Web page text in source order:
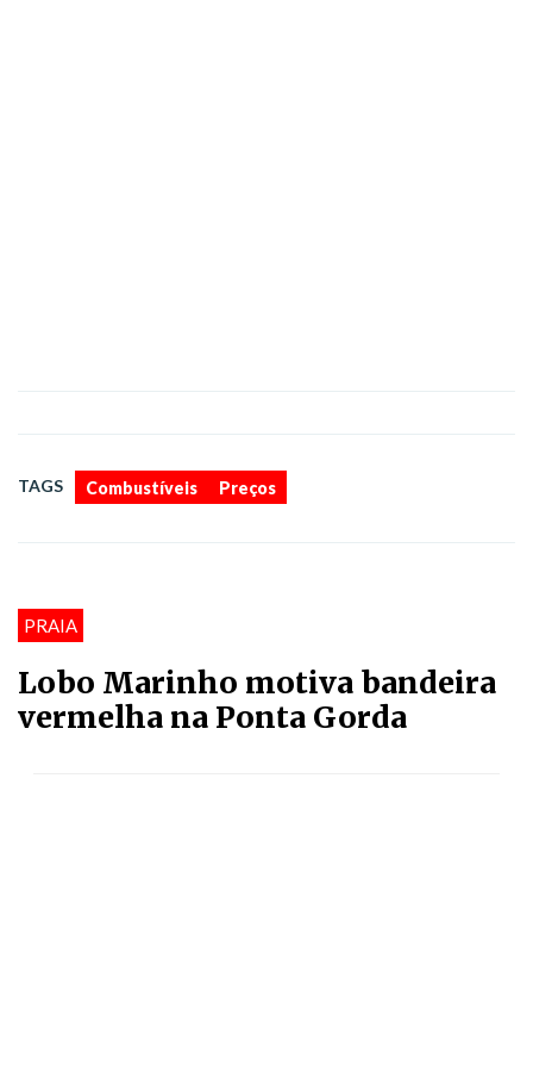
TAGS Combustíveis Preços
PRAIA
Lobo Marinho motiva bandeira
vermelha na Ponta Gorda